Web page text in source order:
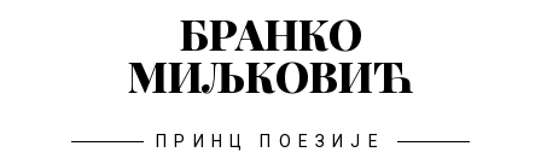
БРАНКО
МИЉКОВИЋ
ПРИНЦ ПОЕЗИЈЕ